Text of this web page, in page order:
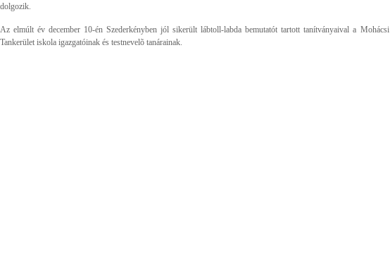
dolgozik.
Az elmúlt év december 10-én Szederkényben jól sikerült lábtoll-labda bemutatót tartott tanítványaival a Mohácsi
Tankerület iskola igazgatóinak és testnevelõ tanárainak.